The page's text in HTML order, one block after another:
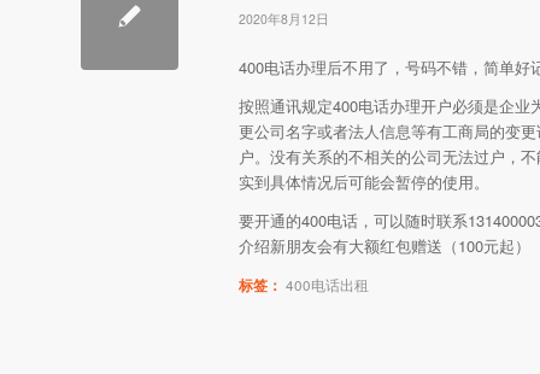
2020年8月12日
400电话办理后不用了，号码不错，简单
按照通讯规定400电话办理开户必须是企
更公司名字或者法人信息等有工商局的变
户。没有关系的不相关的公司无法过户，
实到具体情况后可能会暂停的使用。
要开通的400电话，可以随时联系
介绍新朋友会有大额红包赠送（100元起）
标签： 400电话出租